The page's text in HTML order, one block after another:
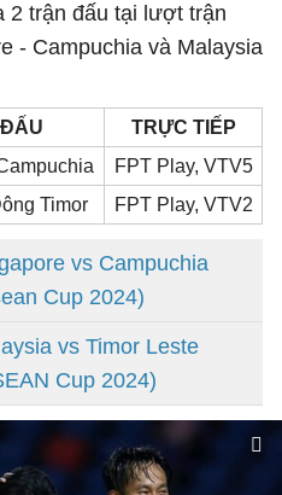
2 trận đấu tại lượt trận
- Campuchia và Malaysia
TRỰC TIẾP
FPT Play, VTV5
Timor FPT Play, VTV2
vs Campuchia
Cup 2024)
vs Timor Leste
Cup 2024)